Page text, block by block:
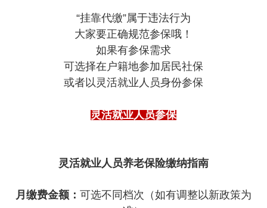
“挂靠代缴”属于违法行为
大家要正确规范参保哦！
如果有参保需求
可选择在户籍地参加居民社保
或者以灵活就业人员身份参保
灵活就业人员参保
灵活就业人员养老保险缴纳指南
月缴费金额： 可选不同档次（如有调整以新政策为